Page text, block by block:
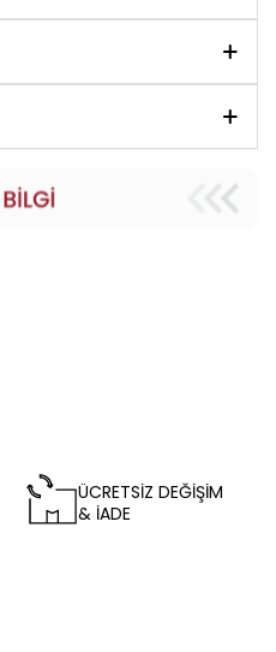
ÜCRETSİZ DEĞİŞİM
& İADE